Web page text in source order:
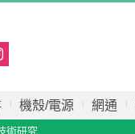
機殼/電源 網通
術研究